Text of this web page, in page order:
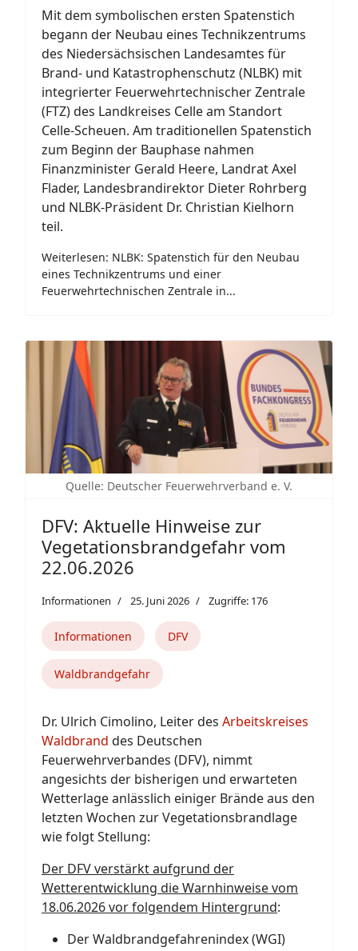
Mit dem symbolischen ersten Spatenstich
begann der Neubau eines Technikzentrums
des Niedersächsischen Landesamtes für
Brand- und Katastrophenschutz (NLBK) mit
integrierter Feuerwehrtechnischer Zentrale
(FTZ) des Landkreises Celle am Standort
Celle-Scheuen. Am traditionellen Spatenstich
zum Beginn der Bauphase nahmen
Finanzminister Gerald Heere, Landrat Axel
Flader, Landesbrandirektor Dieter Rohrberg
und NLBK-Präsident Dr. Christian Kielhorn
teil.
Weiterlesen: NLBK: Spatenstich für den Neubau
eines Technikzentrums und einer
Feuerwehrtechnischen Zentrale in...
Quelle: Deutscher Feuerwehrverband e. V.
DFV: Aktuelle Hinweise zur
Vegetationsbrandgefahr vom
22.06.2026
Informationen 25. Juni 2026 Zugriffe: 176
Informationen DFV
Waldbrandgefahr
Dr. Ulrich Cimolino, Leiter des Arbeitskreises
Waldbrand des Deutschen
Feuerwehrverbandes (DFV), nimmt
angesichts der bisherigen und erwarteten
Wetterlage anlässlich einiger Brände aus den
letzten Wochen zur Vegetationsbrandlage
wie folgt Stellung:
Der DFV verstärkt aufgrund der
Wetterentwicklung die Warnhinweise vom
18.06.2026 vor folgendem Hintergrund:
Der Waldbrandgefahrenindex (WGI)